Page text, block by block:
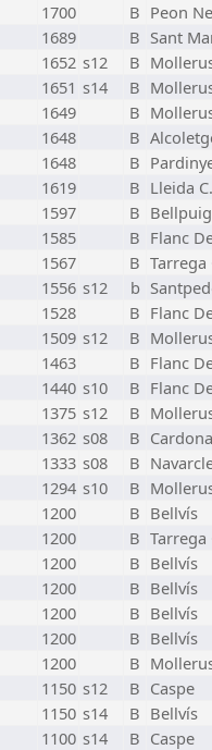
1700 B Peon
1689 B Sant
1652 s12 B
1651 s14 B
1649 B
1648 B
1648 B
1619 B Lleida
1597 B
1585 B Flanc
1567 B Tarrega
1556 s12 b
1528 B Flanc
1509 s12 B
1463 B Flanc
1440 s10 B Flanc
1375 s12 B
1362 s08 B Cardona
1333 s08 B
1294 s10 B
1200 B Bellvís
1200 B Tarrega
1200 B Bellvís
1200 B Bellvís
1200 B Bellvís
1200 B Bellvís
1200 B
1150 s12 B Caspe
1150 s14 B Bellvís
1100 s14 B Caspe